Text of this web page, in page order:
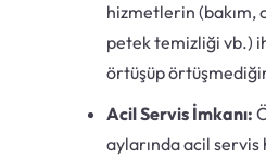
hizmetlerin (bakım,
petek temizliği vb.)
örtüşüp
Acil Servis İmkanı:
aylarında acil servis